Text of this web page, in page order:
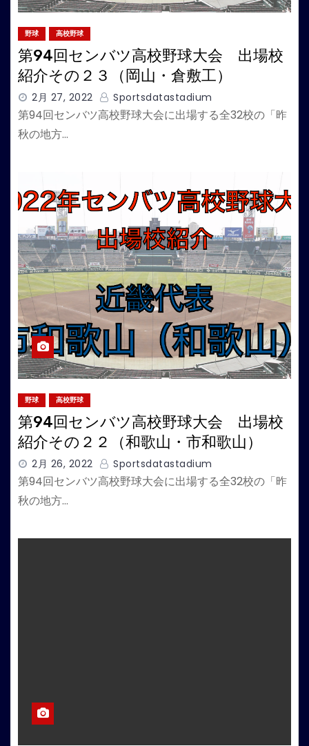
野球 高校野球
第94回センバツ高校野球大会 出場校
紹介その２３（岡山・倉敷工）
2月 27, 2022 Sportsdatastadium
第94回センバツ高校野球大会に出場する全32校の「昨
秋の地方…
野球 高校野球
第94回センバツ高校野球大会 出場校
紹介その２２（和歌山・市和歌山）
2月 26, 2022 Sportsdatastadium
第94回センバツ高校野球大会に出場する全32校の「昨
秋の地方…